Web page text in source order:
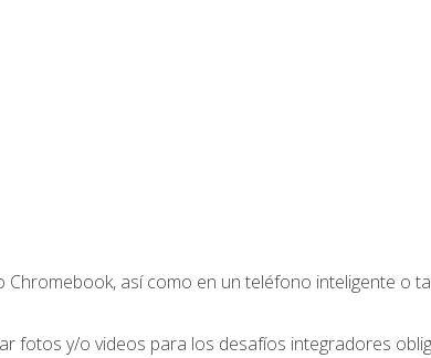
así como en un teléfono inteligente o
fotos y/o videos para los desafíos integradores